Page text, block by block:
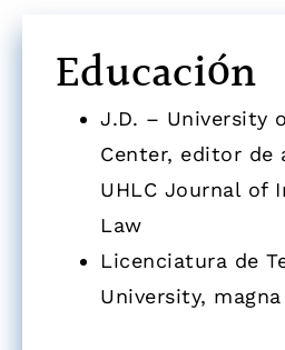
Educación
J.D. – University
Center, editor de
UHLC Journal of
Law
Licenciatura de
University,